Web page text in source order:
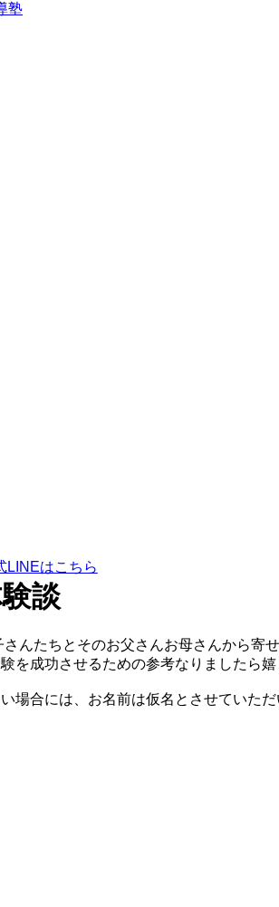
談
んたちとそのお父さんお母さんから
を成功させるための参考なりましたら嬉
場合には、お名前は仮名とさせていただ